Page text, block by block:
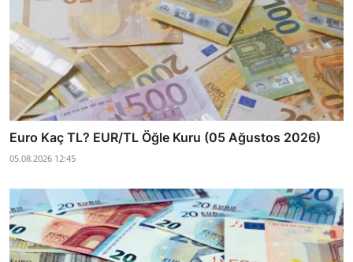
Euro Kaç TL? EUR/TL Öğle Kuru (05 Ağustos 2026)
05.08.2026 12:45